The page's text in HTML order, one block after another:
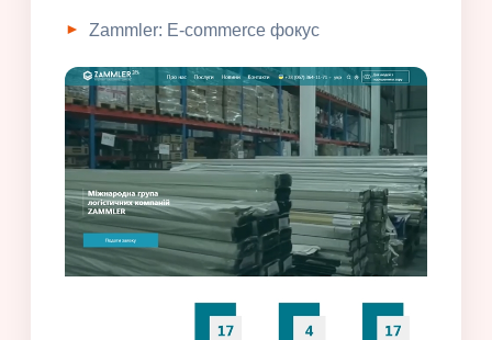
Zammler: E-commerce фокус